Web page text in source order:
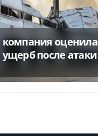
компания оценила
ущерб после атаки